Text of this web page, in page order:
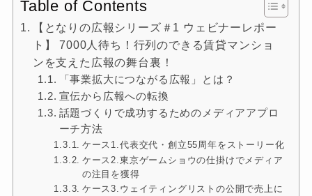
Table of Contents
【となりの広報シリーズ＃1 ウェビナーレポー
ト】 7000人待ち！行列のできる賃貸マンショ
ンを支えた広報の舞台裏！
「事業拡大につながる広報」とは？
宣伝から広報への転換
話題づくりで成功するためのメディアアプロ
ーチ方法
ケース1.代表交代・創立55周年をストーリー化
ケース2.東京ゲームショウの仕掛けでメディア
の注目を獲得
ケース3.ウェイティングリストの公開で売上に